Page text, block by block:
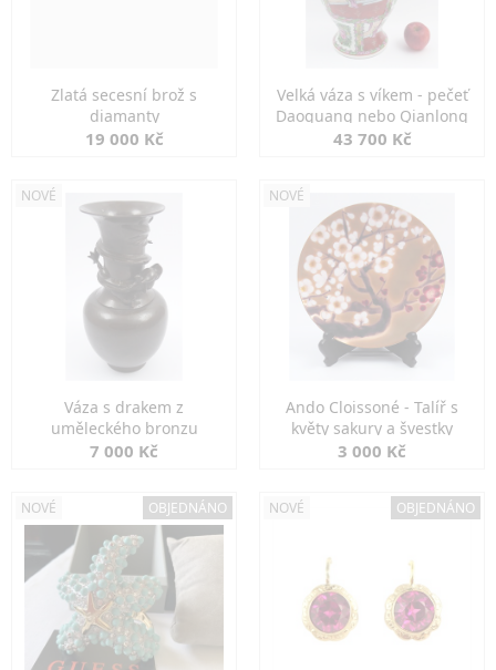
Zlatá secesní brož s
diamanty
19 000 Kč
Velká váza s víkem - pečeť
Daoguang nebo Qianlong
43 700 Kč
NOVÉ
Váza s drakem z
uměleckého bronzu
7 000 Kč
NOVÉ
Ando Cloissoné - Talíř s
květy sakury a švestky
3 000 Kč
NOVÉ OBJEDNÁNO NOVÉ OBJEDNÁNO